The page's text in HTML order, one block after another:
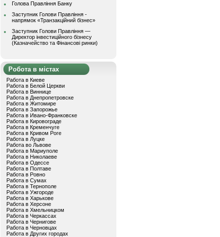
Голова Правління Банку
Заступник Голови Правління -
напрямок «Транзакційний бізнес»
Заступник Голови Правління —
Директор інвестиційного бізнесу
(Казначейство та Фінансові ринки)
Робота в містах
Работа в Киеве
Работа в Белой Церкви
Работа в Виннице
Работа в Днепропетровске
Работа в Житомире
Работа в Запорожье
Работа в Ивано-Франковске
Работа в Кировограде
Работа в Кременчуге
Работа в Кривом Роге
Работа в Луцке
Работа во Львове
Работа в Мариуполе
Работа в Николаеве
Работа в Одессе
Работа в Полтаве
Работа в Ровно
Работа в Сумах
Работа в Тернополе
Работа в Ужгороде
Работа в Харькове
Работа в Херсоне
Работа в Хмельницком
Работа в Черкассах
Работа в Чернигове
Работа в Черновцах
Работа в Других городах